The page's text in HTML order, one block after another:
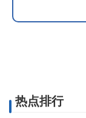
热点排行